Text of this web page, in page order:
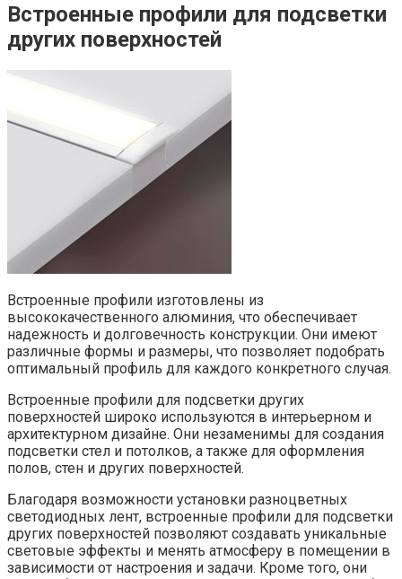
Встроенные профили для подсветки
других поверхностей
Встроенные профили изготовлены из
высококачественного алюминия, что обеспечивает
надежность и долговечность конструкции. Они имеют
различные формы и размеры, что позволяет подобрать
оптимальный профиль для каждого конкретного случая.
Встроенные профили для подсветки других
поверхностей широко используются в интерьерном и
архитектурном дизайне. Они незаменимы для создания
подсветки стел и потолков, а также для оформления
полов, стен и других поверхностей.
Благодаря возможности установки разноцветных
светодиодных лент, встроенные профили для подсветки
других поверхностей позволяют создавать уникальные
световые эффекты и менять атмосферу в помещении в
зависимости от настроения и задачи. Кроме того, они